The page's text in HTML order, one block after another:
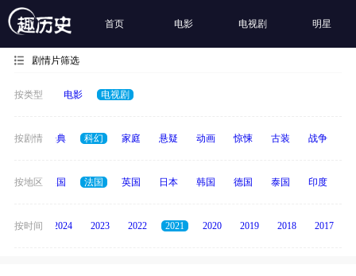
首页 电影 电视剧 明星
剧情片筛选
按类型 电影 电视剧
按剧情
恐怖 经典 科幻 家庭 悬疑 动画 惊悚 古装 战争
按地区
中国 美国 法国 英国 日本 韩国 德国 泰国 印度
按时间
2025 2024 2023 2022 2021 2020 2019 2018 2017